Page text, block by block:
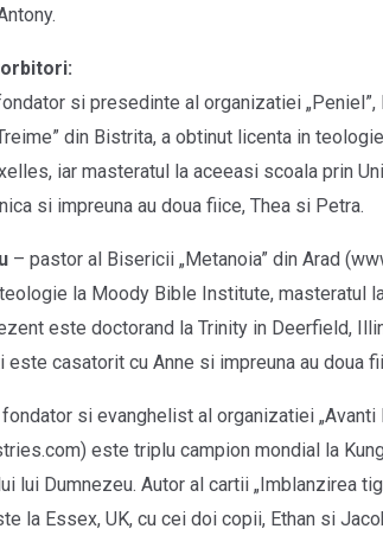
si presedinte al organizatiei „Peniel”,
din Bistrita, a obtinut licenta in
iar masteratul la aceeasi scoala prin
si impreuna au doua fiice, Thea si Petra.
– pastor al Bisericii „Metanoia” din Arad
la Moody Bible Institute, masteratul
este doctorand la Trinity in Deerfield,
este casatorit cu Anne si impreuna au doua
si evanghelist al organizatiei
este triplu campion mondial la
lui Dumnezeu. Autor al cartii „Imblanzirea
la Essex, UK, cu cei doi copii, Ethan si